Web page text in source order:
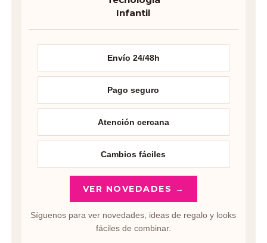
Infantil
Envío 24/48h
Pago seguro
Atención cercana
Cambios fáciles
VER NOVEDADES →
Síguenos para ver novedades, ideas de regalo y looks
fáciles de combinar.